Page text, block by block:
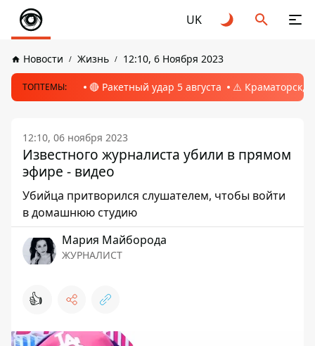
UK
Новости Жизнь 12:10, 6 Ноября 2023
ТОПТЕМЫ: 🔴 Ракетный удар 5 августа ⚠️ Краматорск,
12:10, 06 ноября 2023
Известного журналиста убили в прямом
эфире - видео
Убийца притворился слушателем, чтобы войти
в домашнюю студию
Мария Майборода
ЖУРНАЛИСТ
👍